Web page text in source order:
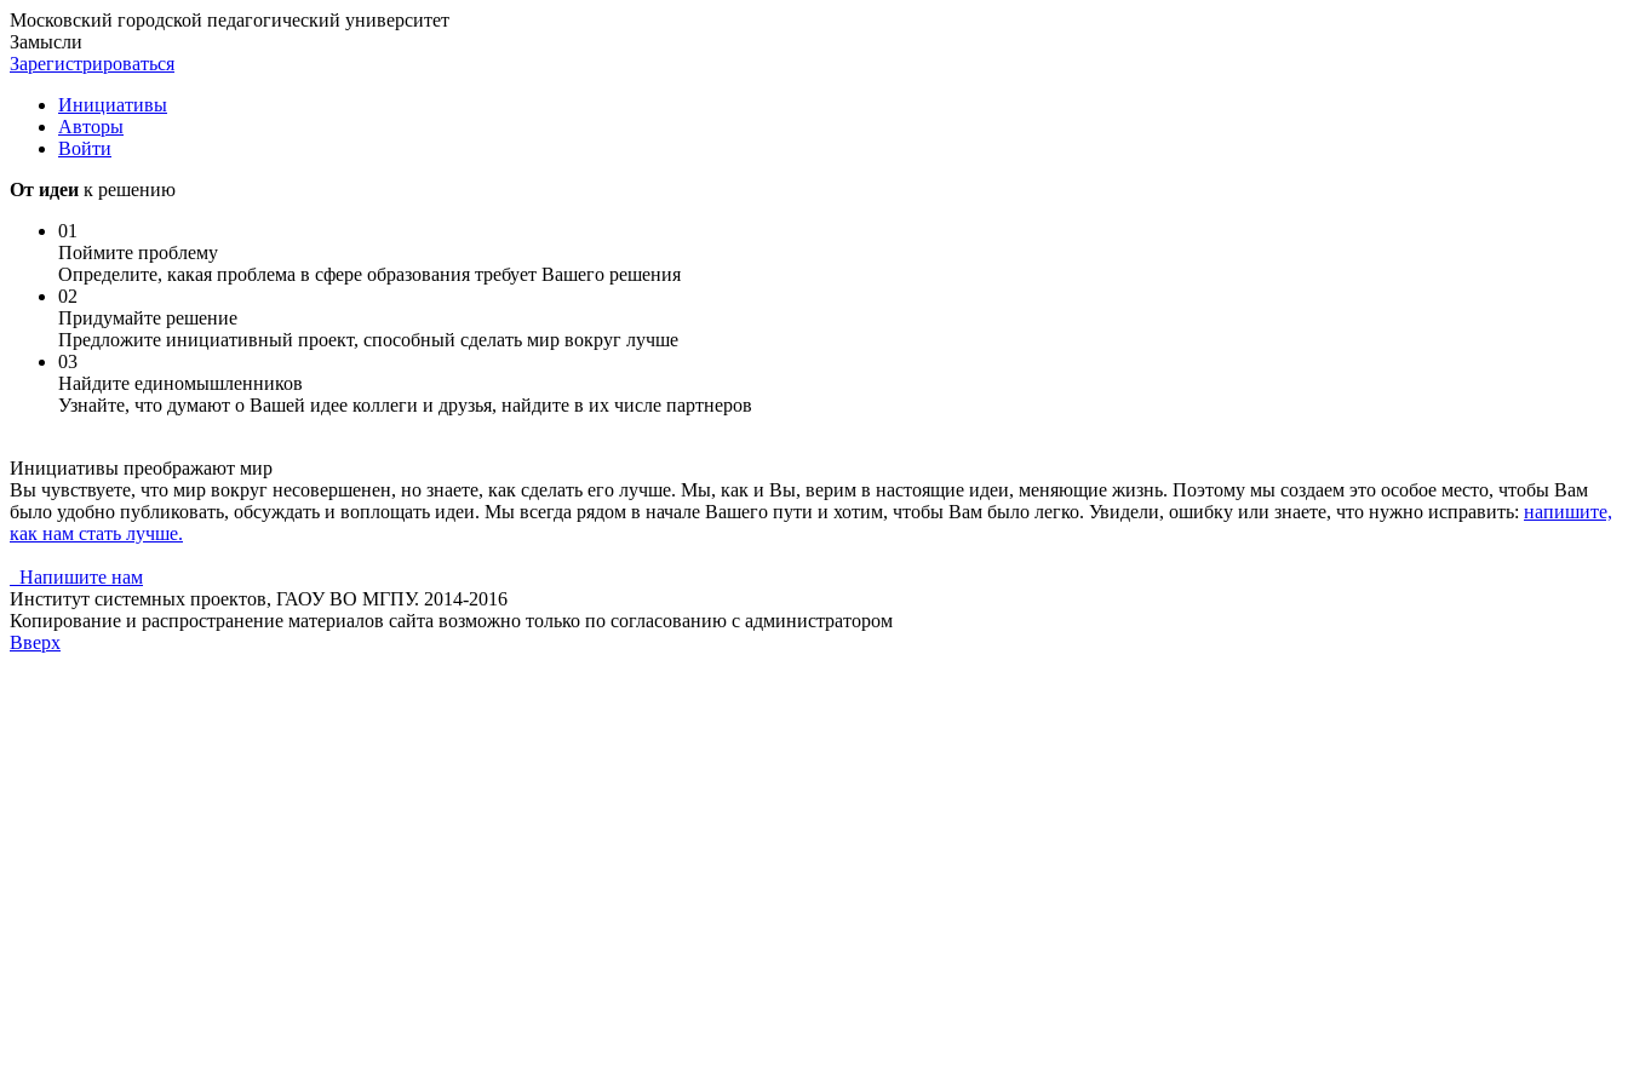
Московский городской педагогический университет
Замысли
Зарегистрироваться
Инициативы
Авторы
Войти
От идеи к решению
01
Поймите проблему
Определите, какая проблема в сфере образования требует Вашего решения
02
Придумайте решение
Предложите инициативный проект, способный сделать мир вокруг лучше
03
Найдите единомышленников
Узнайте, что думают о Вашей идее коллеги и друзья, найдите в их числе партнеров
Инициативы преображают мир
Вы чувствуете, что мир вокруг несовершенен, но знаете, как сделать его лучше. Мы, как и Вы, верим в настоящие идеи, меняющие жизнь. Поэтому мы создаем это особое место, чтобы Вам
было удобно публиковать, обсуждать и воплощать идеи. Мы всегда рядом в начале Вашего пути и хотим, чтобы Вам было легко. Увидели, ошибку или знаете, что нужно исправить: напишите,
как нам стать лучше.
Напишите нам
Институт системных проектов, ГАОУ ВО МГПУ. 2014-2016
Копирование и распространение материалов сайта возможно только по согласованию с администратором
Вверх